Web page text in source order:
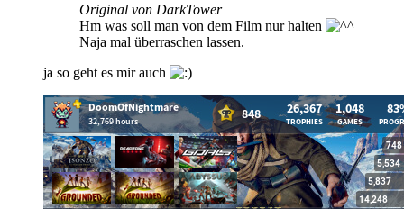
Original von DarkTower
Hm was soll man von dem Film nur halten
Naja mal überraschen lassen.
ja so geht es mir auch